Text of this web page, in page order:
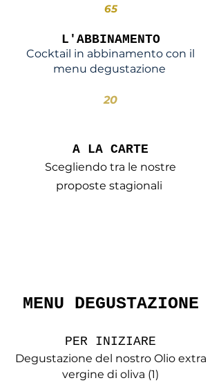
65
L'ABBINAMENTO
Cocktail in abbinamento con il
menu degustazione
20
A LA CARTE
Scegliendo tra le nostre
proposte stagionali
MENU DEGUSTAZIONE
PER INIZIARE
Degustazione del nostro Olio extra
vergine di oliva (1)